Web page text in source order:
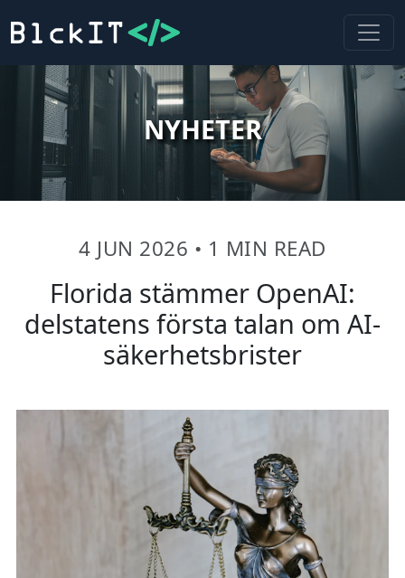
NYHETER
4 JUN 2026 • 1 MIN READ
Florida stämmer OpenAI:
delstatens första talan om AI-
säkerhetsbrister